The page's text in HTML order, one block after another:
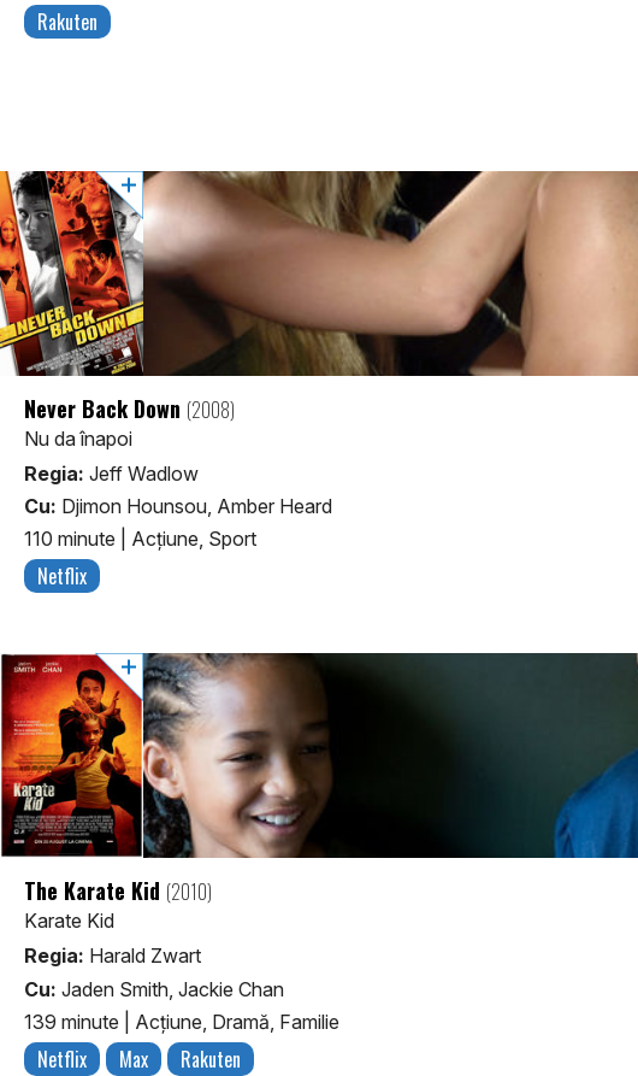
Rakuten
Never Back Down (2008)
Nu da înapoi
Regia: Jeff Wadlow
Cu: Djimon Hounsou, Amber Heard
110 minute
Acţiune, Sport
Netflix
The Karate Kid (2010)
Karate Kid
Regia: Harald Zwart
Cu: Jaden Smith, Jackie Chan
139 minute
Acţiune, Dramă, Familie
Netflix Max Rakuten